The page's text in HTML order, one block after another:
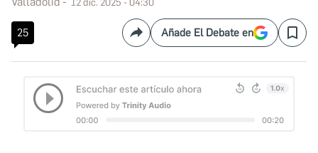
12 dic. 2025 - 04:30
25 CompartirAñade El Debate en Save